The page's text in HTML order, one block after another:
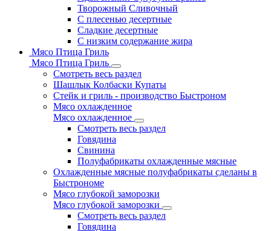
Творожный Сливочный
С плесенью десертные
Сладкие десертные
С низким содержание жира
Мясо Птица Гриль
Мясо Птица Гриль
Смотреть весь раздел
Шашлык Колбаски Купаты
Стейк и гриль - производство Быстроном
Мясо охлажденное
Мясо охлажденное
Смотреть весь раздел
Говядина
Свинина
Полуфабрикаты охлажденные мясные
Охлажденные мясные полуфабрикаты сделаны в
Быстрономе
Мясо глубокой заморозки
Мясо глубокой заморозки
Смотреть весь раздел
Говядина